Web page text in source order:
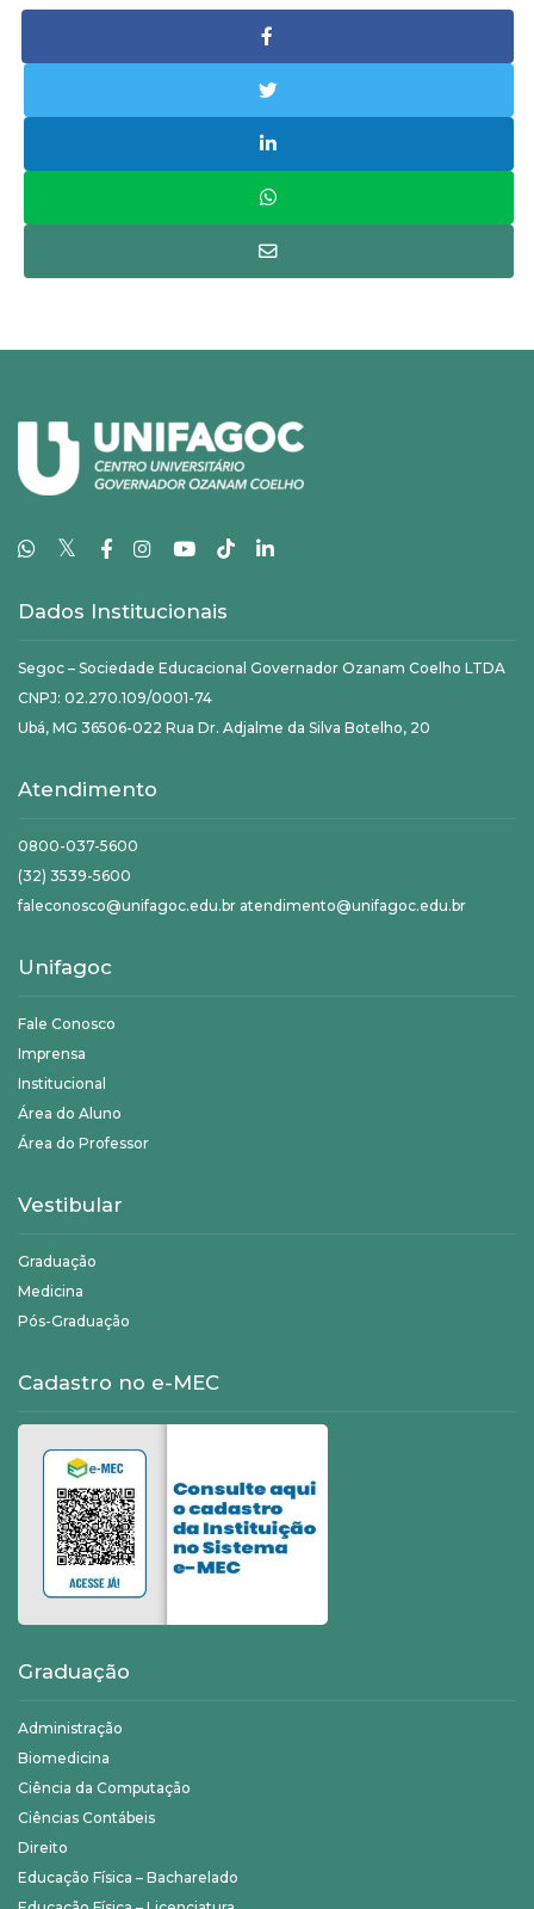
𝕏
Dados Institucionais
Segoc – Sociedade Educacional Governador Ozanam Coelho LTDA
CNPJ: 02.270.109/0001-74
Ubá, MG 36506-022 Rua Dr. Adjalme da Silva Botelho, 20
Atendimento
0800-037-5600
(32) 3539-5600
faleconosco@unifagoc.edu.br atendimento@unifagoc.edu.br
Unifagoc
Fale Conosco
Imprensa
Institucional
Área do Aluno
Área do Professor
Vestibular
Graduação
Medicina
Pós-Graduação
Cadastro no e-MEC
Graduação
Administração
Biomedicina
Ciência da Computação
Ciências Contábeis
Direito
Educação Física – Bacharelado